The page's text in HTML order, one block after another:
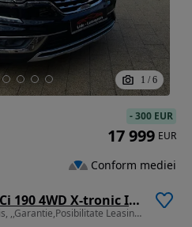
1 / 6
Renault Koleos BLUE dCi 190 4WD X-tronic INITIALE PARIS
1997 cm3 • 190 CP • ,Initiale Paris, ,,Garantie,Posibilitate Leasing/Rate fixe
-300 EUR
17 999 EUR
Conform mediei